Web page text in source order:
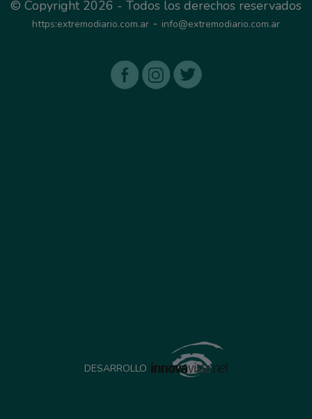
© Copyright 2026 - Todos los derechos reservados
https:extremodiario.com.ar - info@extremodiario.com.ar
DESARROLLO